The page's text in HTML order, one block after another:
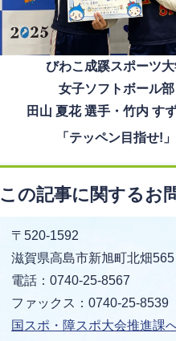
びわこ成蹊スポーツ
女子ソフトボール部
田山 夏花 選手・竹内 す
「テッペン目指せ!」
この記事に関するお
〒520-1592
滋賀県高島市新旭町北畑565
電話：0740-25-8567
ファックス：0740-25-8539
国スポ・障スポ大会推進課